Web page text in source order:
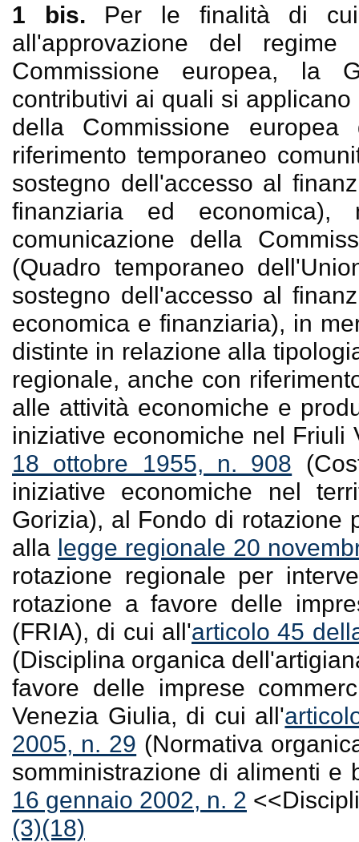
1 bis. Per le finalità di
all'approvazione del
Commissione europea, la
contributivi ai quali si
della Commissione
riferimento temporaneo
sostegno dell'accesso al
finanziaria ed
comunicazione della
(Quadro temporaneo
sostegno dell'accesso al
economica e finanziaria), in
distinte in relazione alla
regionale, anche con
alle attività economiche e
iniziative economiche nel
18 ottobre 1955, n. 908
iniziative economiche nel
Gorizia), al Fondo di rotazione
alla legge regionale 20
rotazione regionale per
rotazione a favore delle
(FRIA), di cui all'articolo 45
(Disciplina organica
favore delle imprese
Venezia Giulia, di cui all'
2005, n. 29 (Normativa
somministrazione di alimenti
16 gennaio 2002, n. 2
(3)(18)